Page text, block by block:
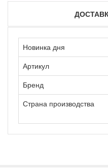
Новинка дня
Артикул
Бренд
Страна производства